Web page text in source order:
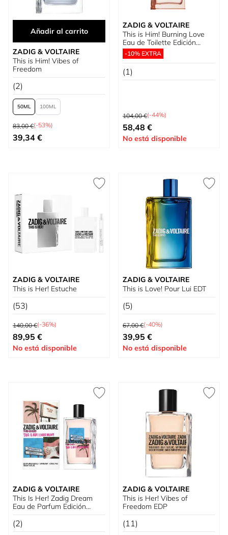
Añadir al carrito
ZADIG & VOLTAIRE
This is Him! Vibes of
Freedom
(2)
50 100
Precio habitual
83,00 €(-53%)
Tan bajo como
39,34 €
ZADIG & VOLTAIRE
This is Him! Burning Love
Eau de Toilette Edición
Limitada
-10% EXTRA
(1)
Precio habitual
104,00 €(-44%)
Precio especial
58,48 €
No está disponible
ZADIG & VOLTAIRE
This is Her! Estuche
(53)
Precio habitual
140,00 €(-36%)
Tan bajo como
89,95 €
No está disponible
ZADIG & VOLTAIRE
This is Love! Pour Lui EDT
(5)
Precio habitual
67,00 €(-40%)
Tan bajo como
39,95 €
No está disponible
ZADIG & VOLTAIRE
This Is Her! Zadig Dream
Eau de Parfum Edición
Limitada
(2)
ZADIG & VOLTAIRE
This is Her! Vibes of
Freedom EDP
(11)